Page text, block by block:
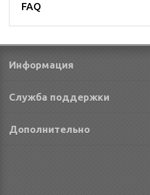
FAQ
Информация
Служба поддержки
Дополнительно